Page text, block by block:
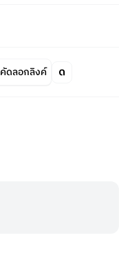
คัดลอกลิงค์